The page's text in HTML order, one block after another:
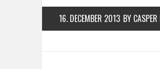
s
h
a
e
T
s
h
a
e
F
16. DECEMBER 2013 BY CASPER